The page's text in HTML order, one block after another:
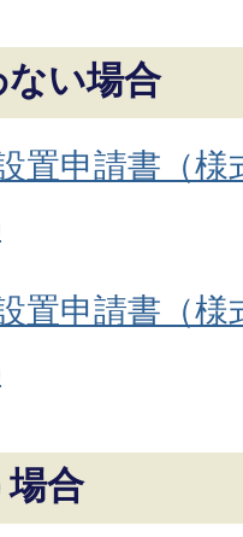
い場合
置申請書（様
置申請書（
合